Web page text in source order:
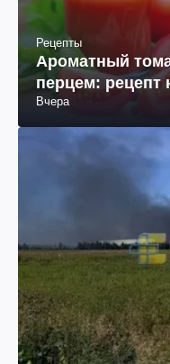
Рецепты
Ароматный
перцем: рецепт
Вчера